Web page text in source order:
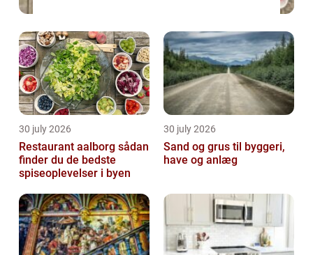
30 july 2026
Restaurant aalborg sådan
finder du de bedste
spiseoplevelser i byen
30 july 2026
Sand og grus til byggeri,
have og anlæg